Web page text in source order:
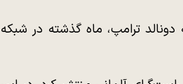
دونالد ترامپ، ماه گذشته در شبکه